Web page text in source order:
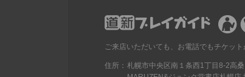
ご来店いただいても、お電話でもチケット
住所： 札幌市中央区南１条西1丁目8-2高